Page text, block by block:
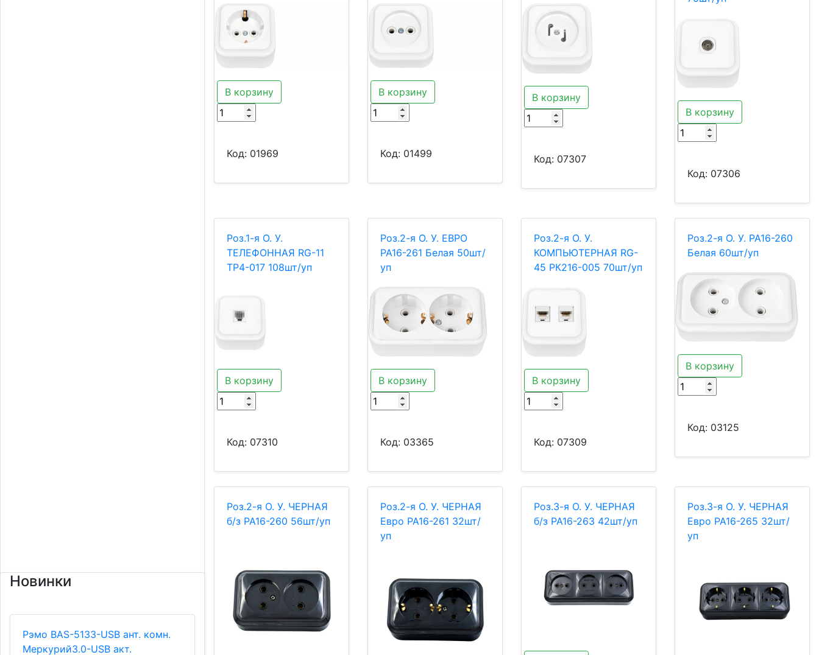
Новинки
Рэмо BAS-5133-USB ант. комн.
Меркурий3.0-USB акт.
В корзину
Код: 01969
В корзину
Код: 01499
В корзину
Код: 07307
В корзину
Код: 07306
Роз.1-я О. У.
ТЕЛЕФОННАЯ RG-11
ТР4-017 108шт/уп
В корзину
Код: 07310
Роз.2-я О. У. ЕВРО
РА16-261 Белая 50шт/
уп
В корзину
Код: 03365
Роз.2-я О. У.
КОМПЬЮТЕРНАЯ RG-
45 РК216-005 70шт/уп
В корзину
Код: 07309
Роз.2-я О. У. РА16-260
Белая 60шт/уп
В корзину
Код: 03125
Роз.2-я О. У. ЧЕРНАЯ
б/з РА16-260 56шт/уп
Роз.2-я О. У. ЧЕРНАЯ
Евро РА16-261 32шт/
уп
Роз.3-я О. У. ЧЕРНАЯ
б/з РА16-263 42шт/уп
Роз.3-я О. У. ЧЕРНАЯ
Евро РА16-265 32шт/
уп